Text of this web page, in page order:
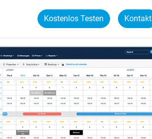
Kostenlos Testen Kontakt